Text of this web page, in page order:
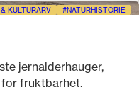
KULTURARV NATURHISTORIE
jernalderhauger,
fruktbarhet.